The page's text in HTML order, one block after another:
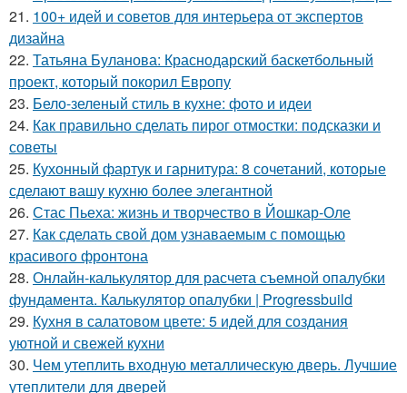
21. 100+ идей и советов для интерьера от экспертов
дизайна
22. Татьяна Буланова: Краснодарский баскетбольный
проект, который покорил Европу
23. Бело-зеленый стиль в кухне: фото и идеи
24. Как правильно сделать пирог отмостки: подсказки и
советы
25. Кухонный фартук и гарнитура: 8 сочетаний, которые
сделают вашу кухню более элегантной
26. Стас Пьеха: жизнь и творчество в Йошкар-Оле
27. Как сделать свой дом узнаваемым с помощью
красивого фронтона
28. Онлайн-калькулятор для расчета съемной опалубки
фундамента. Калькулятор опалубки | Progressbuild
29. Кухня в салатовом цвете: 5 идей для создания
уютной и свежей кухни
30. Чем утеплить входную металлическую дверь. Лучшие
утеплители для дверей